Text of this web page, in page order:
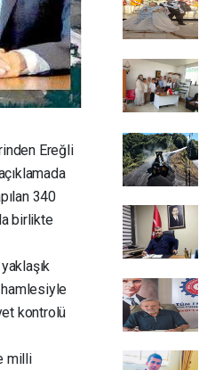
Ereğli
340
birlikte
hamlesiyle
kontrolü
milli